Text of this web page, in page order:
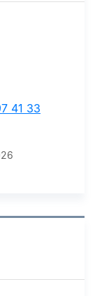
41 33